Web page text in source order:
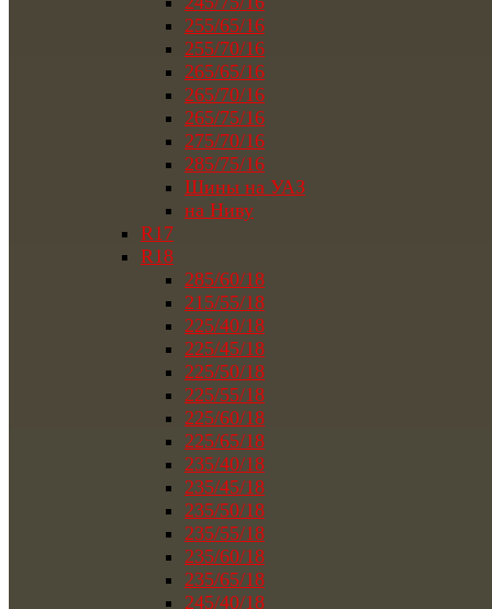
255/65/16
255/70/16
265/65/16
265/70/16
265/75/16
275/70/16
285/75/16
Шины на УАЗ
на Ниву
R17
R18
285/60/18
215/55/18
225/40/18
225/45/18
225/50/18
225/55/18
225/60/18
225/65/18
235/40/18
235/45/18
235/50/18
235/55/18
235/60/18
235/65/18
245/40/18